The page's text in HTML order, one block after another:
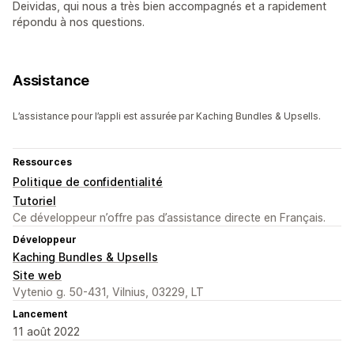
Deividas, qui nous a très bien accompagnés et a rapidement
répondu à nos questions.
Assistance
L’assistance pour l’appli est assurée par Kaching Bundles & Upsells.
Ressources
Politique de confidentialité
Tutoriel
Ce développeur n’offre pas d’assistance directe en Français.
Développeur
Kaching Bundles & Upsells
Site web
Vytenio g. 50-431, Vilnius, 03229, LT
Lancement
11 août 2022